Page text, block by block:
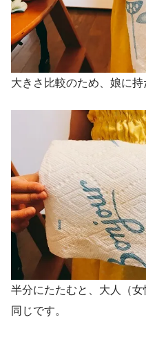
大きさ比較のため、娘に持
半分にたたむと、大人（
同じです。